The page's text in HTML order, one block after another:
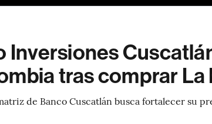
Inversiones
tras comprar
de Banco Cuscatlán busca fortalecer su